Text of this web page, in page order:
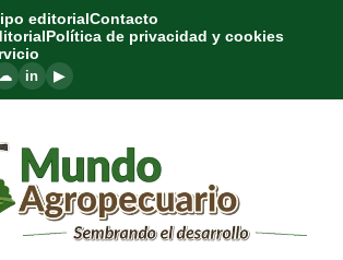
editorialContacto
Política de privacidad y cookies
in ▶